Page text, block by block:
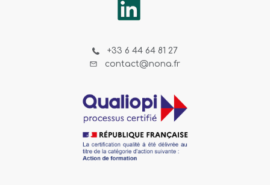
+33 6 44 64 81 27
contact@nona.fr